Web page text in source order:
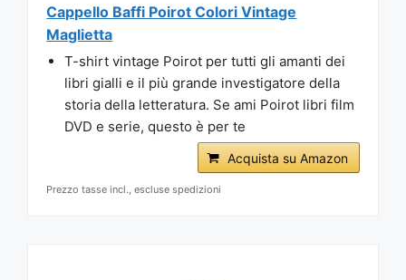
Cappello Baffi Poirot Colori Vintage
Maglietta
T-shirt vintage Poirot per tutti gli amanti dei
libri gialli e il più grande investigatore della
storia della letteratura. Se ami Poirot libri film
DVD e serie, questo è per te
Acquista su Amazon
Prezzo tasse incl., escluse spedizioni